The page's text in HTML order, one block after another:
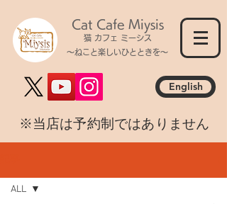
Cat Cafe Miysis
猫 カフェ ミーシス
～ねこと楽しいひとときを～
English
​※当店は予約制ではありません
ALL